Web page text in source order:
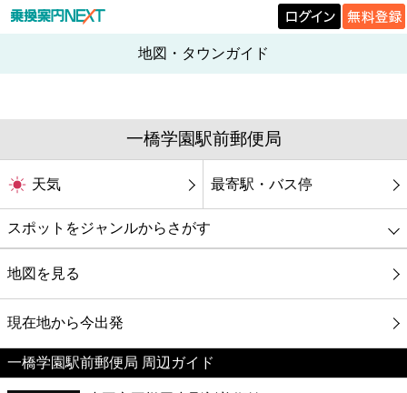
地図・タウンガイド
一橋学園駅前郵便局
天気 最寄駅・バス停
スポットをジャンルからさがす
グルメ
映画
美容
地図を見る
現在地から今出発
一橋学園駅前郵便局 周辺ガイド